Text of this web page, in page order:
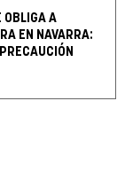
OBLIGA A
EN NAVARRA: